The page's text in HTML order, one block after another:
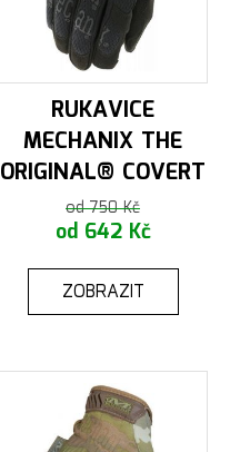
RUKAVICE
MECHANIX THE
ORIGINAL® COVERT
od 750 Kč
od 642 Kč
ZOBRAZIT